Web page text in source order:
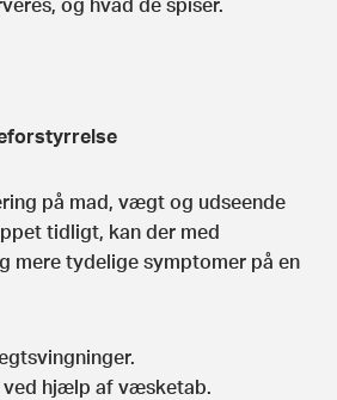
på mad, vægt og udseende
tidligt, kan der med
mere tydelige symptomer på en
hjælp af væsketab.